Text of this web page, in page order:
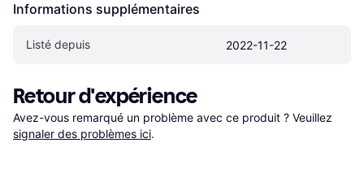
Informations supplémentaires
Listé depuis 2022-11-22
Retour d'expérience
Avez-vous remarqué un problème avec ce produit ? Veuillez
signaler des problèmes ici.